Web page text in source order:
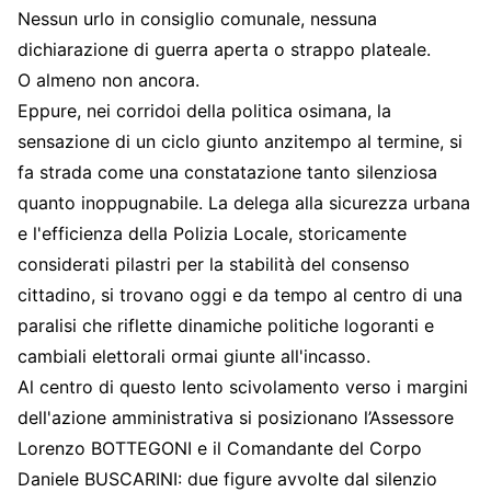
Nessun urlo in consiglio comunale, nessuna
dichiarazione di guerra aperta o strappo plateale.
O almeno non ancora.
Eppure, nei corridoi della politica osimana, la
sensazione di un ciclo giunto anzitempo al termine, si
fa strada come una constatazione tanto silenziosa
quanto inoppugnabile. La delega alla sicurezza urbana
e l'efficienza della Polizia Locale, storicamente
considerati pilastri per la stabilità del consenso
cittadino, si trovano oggi e da tempo al centro di una
paralisi che riflette dinamiche politiche logoranti e
cambiali elettorali ormai giunte all'incasso.
Al centro di questo lento scivolamento verso i margini
dell'azione amministrativa si posizionano l’Assessore
Lorenzo BOTTEGONI e il Comandante del Corpo
Daniele BUSCARINI: due figure avvolte dal silenzio